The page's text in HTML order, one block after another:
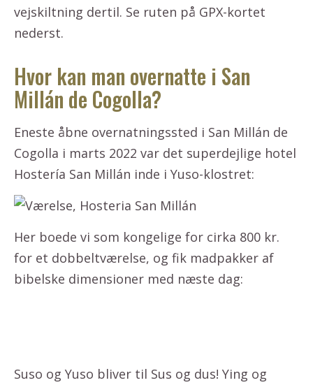
vejskiltning dertil. Se ruten på GPX-kortet
nederst.
Hvor kan man overnatte i San
Millán de Cogolla?
Eneste åbne overnatningssted i San Millán de
Cogolla i marts 2022 var det superdejlige hotel
Hostería San Millán inde i Yuso-klostret:
Her boede vi som kongelige for cirka 800 kr.
for et dobbeltværelse, og fik madpakker af
bibelske dimensioner med næste dag:
Suso og Yuso bliver til Sus og dus! Ying og